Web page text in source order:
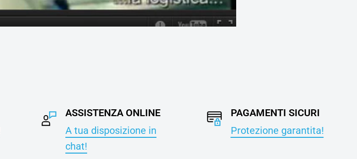
ASSISTENZA ONLINE
A tua disposizione in
chat!
PAGAMENTI SICURI
Protezione garantita!